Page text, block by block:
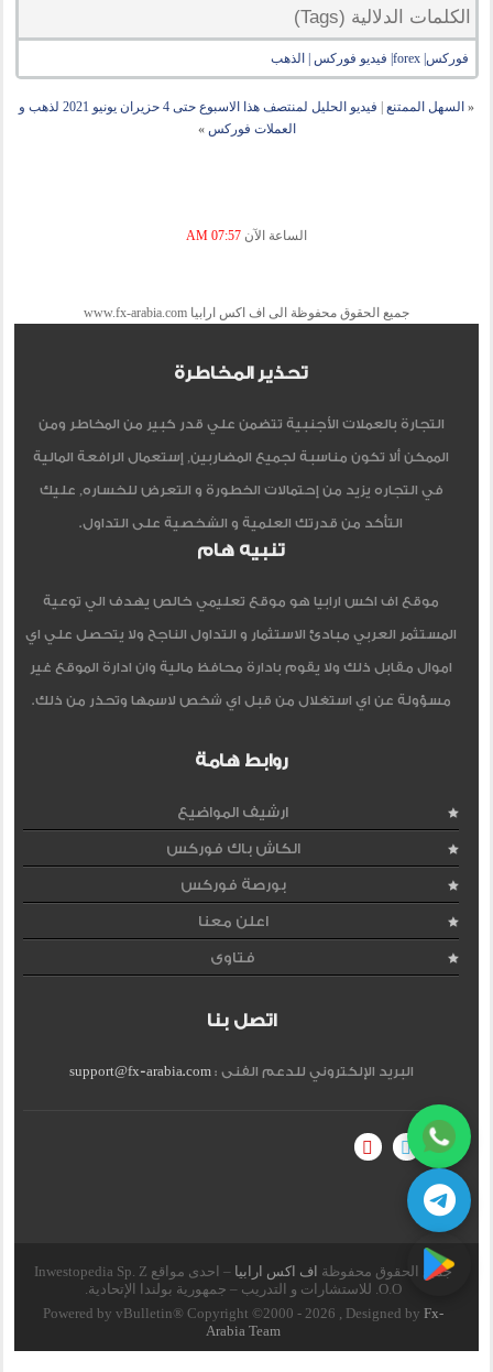
الكلمات الدلالية (Tags)
فوركس| forex| فيديو فوركس | الذهب
« السهل الممتنع
فيديو الحليل لمنتصف هذا الاسبوع حتى 4 حزيران يونيو 2021 لذهب و
العملات فوركس »
الساعة الآن 07:57 AM
جميع الحقوق محفوظة الى اف اكس ارابيا www.fx-arabia.com
تحذير المخاطرة
التجارة بالعملات الأجنبية تتضمن علي قدر كبير من المخاطر ومن
الممكن ألا تكون مناسبة لجميع المضاربين, إستعمال الرافعة المالية
في التجاره يزيد من إحتمالات الخطورة و التعرض للخساره, عليك
التأكد من قدرتك العلمية و الشخصية على التداول.
تنبيه هام
موقع اف اكس ارابيا هو موقع تعليمي خالص يهدف الي توعية
المستثمر العربي مبادئ الاستثمار و التداول الناجح ولا يتحصل علي اي
اموال مقابل ذلك ولا يقوم بادارة محافظ مالية وان ادارة الموقع غير
مسؤولة عن اي استغلال من قبل اي شخص لاسمها وتحذر من ذلك.
روابط هامة
ارشيف المواضيع
الكاش باك فوركس
بورصة فوركس
اعلن معنا
فتاوى
اتصل بنا
البريد الإلكتروني للدعم الفنى :support@fx-arabia.com
جميع الحقوق محفوظة اف اكس ارابيا
– احدى مواقع Inwestopedia Sp. Z
O.O. للاستشارات و التدريب – جمهورية بولندا الإتحادية.
Powered by vBulletin® Copyright ©2000 - 2026 , Designed byFx-
Arabia Team